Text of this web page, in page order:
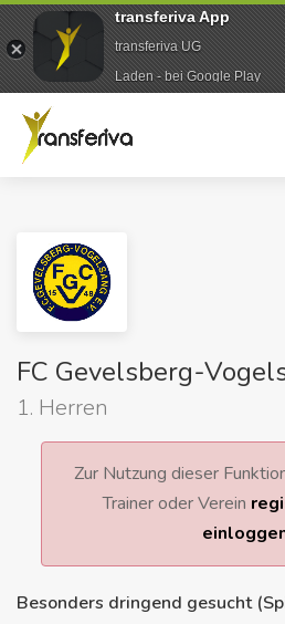
FC Gevelsberg-
1. Herren
Zur Nutzung dieser
Trainer oder Verein
Besonders dringend gesucht
transferiva App
transferiva UG
Laden - bei Google Play